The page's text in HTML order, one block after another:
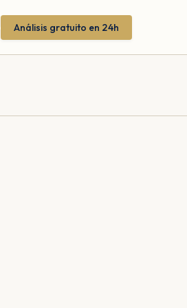
Análisis gratuito en 24h